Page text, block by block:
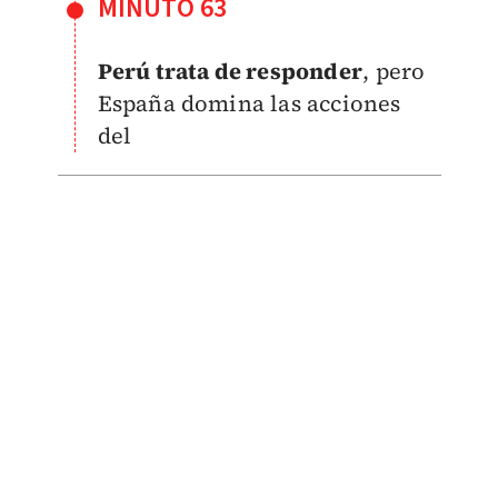
MINUTO 63
Perú trata de responder, pero
España domina las acciones
del